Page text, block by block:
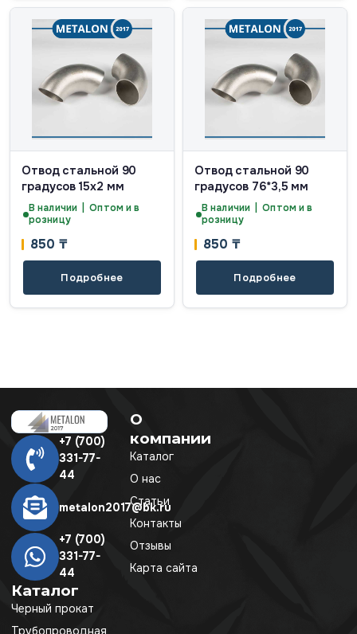
Отвод стальной 90
градусов 15х2 мм
В наличии | Оптом и в
розницу
850 ₸
Подробнее
Отвод стальной 90
градусов 76*3,5 мм
В наличии | Оптом и в
розницу
850 ₸
Подробнее
+7 (700)
331-77-
44
metalon2017@bk.ru
+7 (700)
331-77-
44
Каталог
Черный прокат
О
компании
Каталог
О нас
Статьи
Контакты
Отзывы
Карта сайта